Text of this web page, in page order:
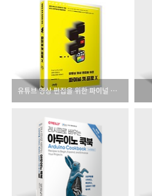
유튜브 영상 편집을 위한 파이널 컷 프로 X